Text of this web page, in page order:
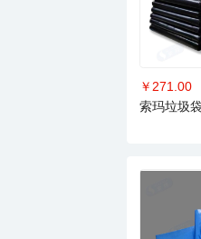
￥271.00
索玛垃圾